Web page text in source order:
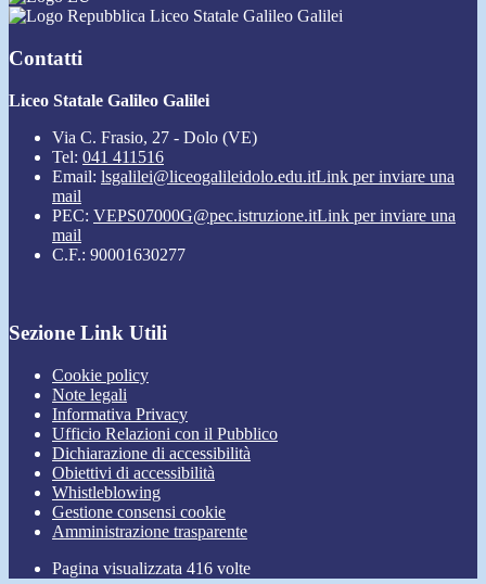
Liceo Statale Galileo Galilei
Contatti
Liceo Statale Galileo Galilei
Via C. Frasio, 27 - Dolo (VE)
Tel: 041 411516
Email: lsgalilei@liceogalileidolo.edu.itLink per inviare una
mail
PEC: VEPS07000G@pec.istruzione.itLink per inviare una
mail
C.F.: 90001630277
Sezione Link Utili
Cookie policy
Note legali
Informativa Privacy
Ufficio Relazioni con il Pubblico
Dichiarazione di accessibilità
Obiettivi di accessibilità
Whistleblowing
Gestione consensi cookie
Amministrazione trasparente
Pagina visualizzata 416 volte